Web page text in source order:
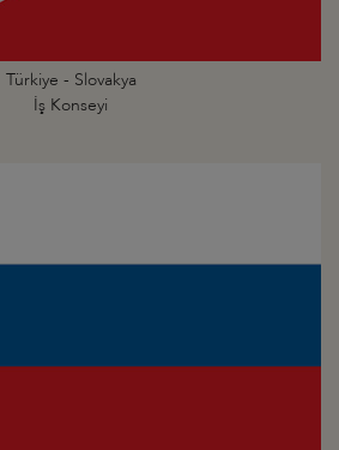
Türkiye - Slovakya
İş Konseyi